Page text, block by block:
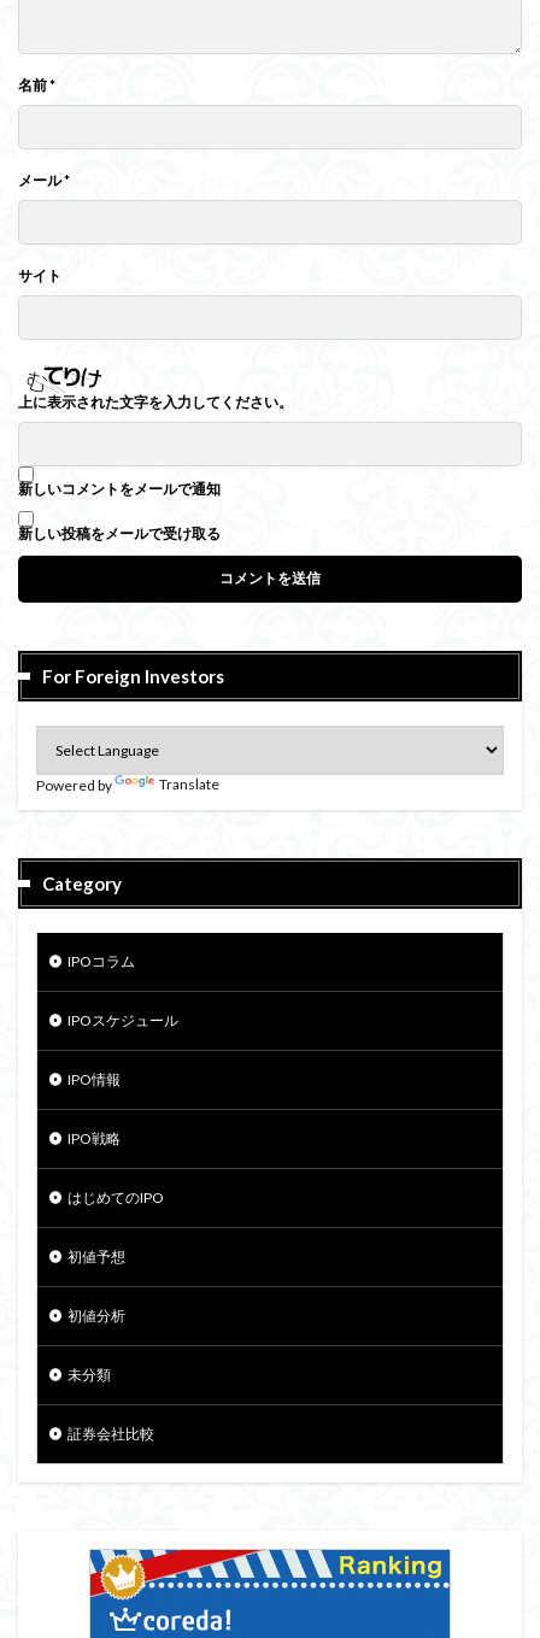
名前*
メール*
サイト
上に表示された文字を入力してください。
新しいコメントをメールで通知
新しい投稿をメールで受け取る
For Foreign Investors
Powered by Translate
Category
IPOコラム
IPOスケジュール
IPO情報
IPO戦略
はじめてのIPO
初値予想
初値分析
未分類
証券会社比較